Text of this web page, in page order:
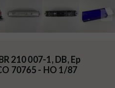
210 007-1, DB, Ep
70765 - HO 1/87